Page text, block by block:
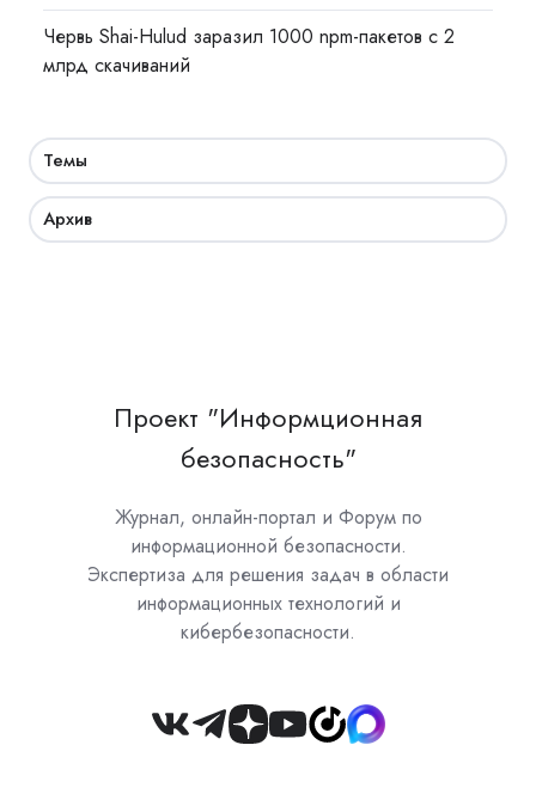
Червь Shai-Hulud заразил 1000 npm-пакетов с 2
млрд скачиваний
Темы
Архив
Проект "Информционная
безопасность"
Журнал, онлайн-портал и Форум по
информационной безопасности.
Экспертиза для решения задач в области
информационных технологий и
кибербезопасности.
Join